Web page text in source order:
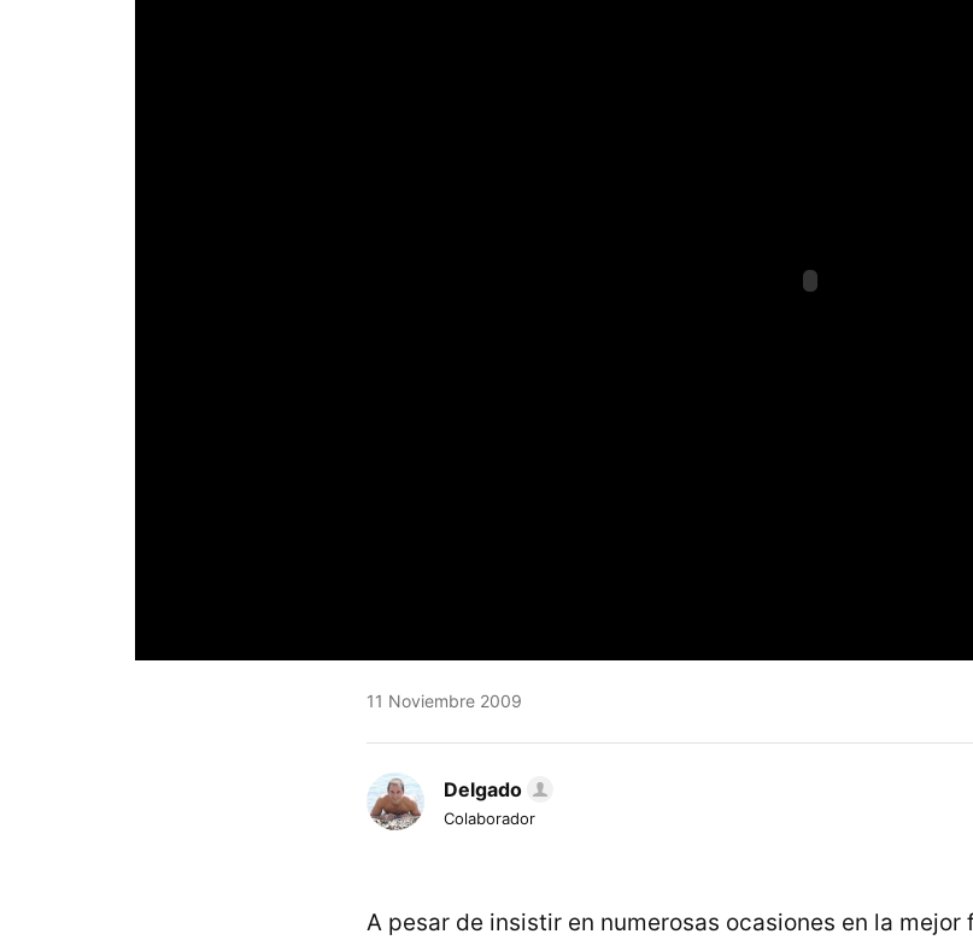
11 Noviembre 2009
Delgado
Colaborador
A pesar de insistir en numerosas ocasiones en la